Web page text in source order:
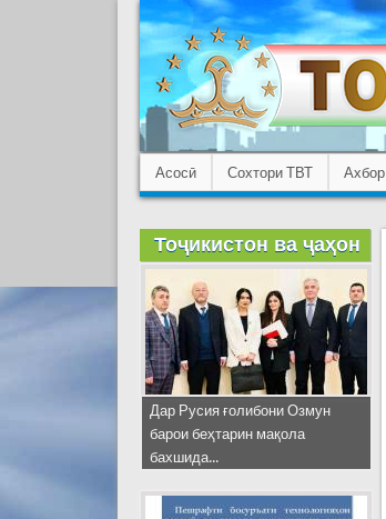
Асосӣ Сохтори ТВТ Ахбор
Тоҷикистон ва ҷаҳон
Дар Русия ғолибони Озмун
барои беҳтарин мақола
бахшида...